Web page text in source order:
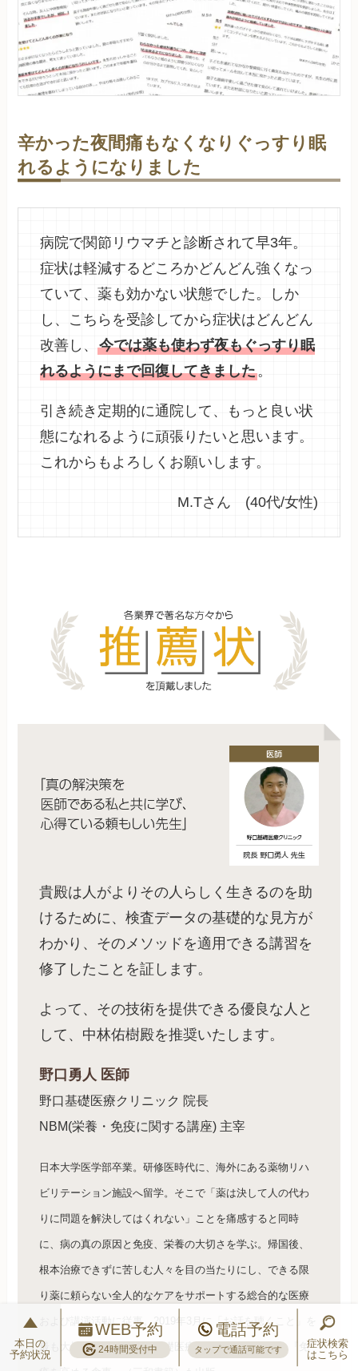
辛かった夜間痛もなくなりぐっすり眠
れるようになりました
病院で関節リウマチと診断されて早3年。
症状は軽減するどころかどんどん強くなっ
ていて、薬も効かない状態でした。しか
し、こちらを受診してから症状はどんどん
改善し、今では薬も使わず夜もぐっすり眠
れるようにまで回復してきました。
引き続き定期的に通院して、もっと良い状
態になれるように頑張りたいと思います。
これからもよろしくお願いします。
M.Tさん (40代/女性)
貴殿は人がよりその人らしく生きるのを助
けるために、検査データの基礎的な見方が
わかり、そのメソッドを適用できる講習を
修了したことを証します。
よって、その技術を提供できる優良な人と
して、中林佑樹殿を推奨いたします。
野口勇人 医師
野口基礎医療クリニック 院長
NBM(栄養・免疫に関する講座) 主宰
日本大学医学部卒業。研修医時代に、海外にある薬物リハ
ビリテーション施設へ留学。そこで「薬は決して人の代わ
りに問題を解決してはくれない」ことを痛感すると同時
に、病の真の原因と免疫、栄養の大切さを学ぶ。帰国後、
根本治療できずに苦しむ人々を目の当たりにし、できる限
り薬に頼らない全人的なケアをサポートする総合的な医療
および講演活動に従事。2019年3月に「お話を聴くこと」を
最も大切にしている野口基礎医療クリニックを開業。『免
本日の
予約状況
WEB予約
24時間受付中
電話予約
タップで通話可能です
症状検索
はこちら